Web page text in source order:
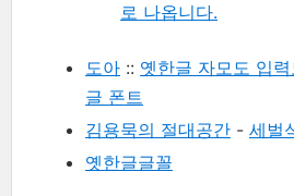
로 나옵니다.
도아 :: 옛한글 자모도 입
글 폰트
김용묵의 절대공간 - 세벌
옛한글글꼴